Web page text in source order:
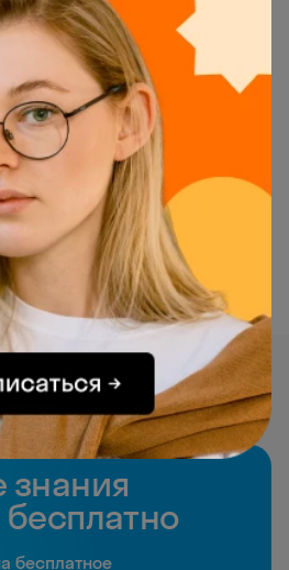
защита
знания
бесплатное